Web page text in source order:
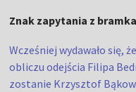
Znak zapytania z
Wcześniej wydawało się, że
obliczu odejścia Filipa
zostanie Krzysztof